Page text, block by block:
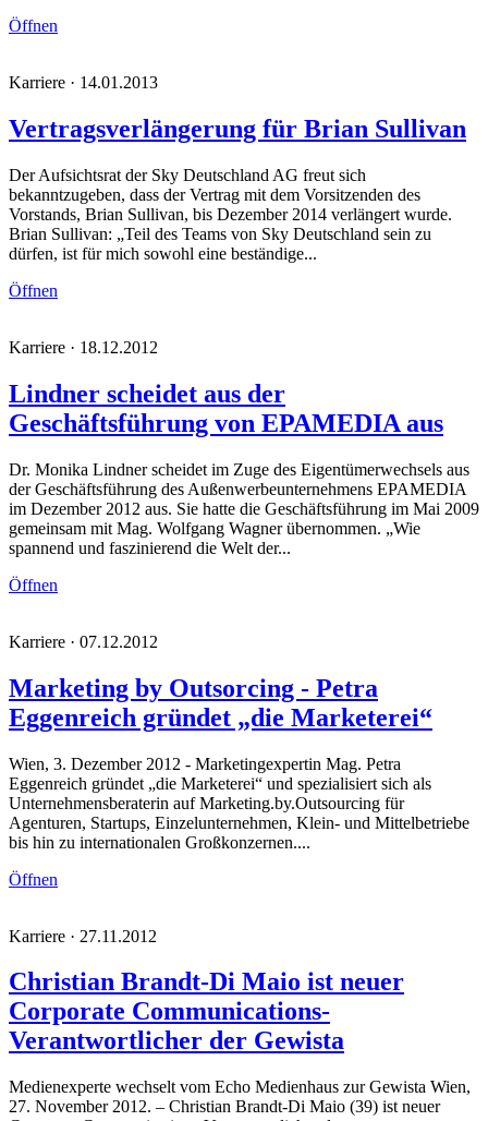
Öffnen
Karriere · 14.01.2013
Vertragsverlängerung für Brian Sullivan
Der Aufsichtsrat der Sky Deutschland AG freut sich
bekanntzugeben, dass der Vertrag mit dem Vorsitzenden des
Vorstands, Brian Sullivan, bis Dezember 2014 verlängert wurde.
Brian Sullivan: „Teil des Teams von Sky Deutschland sein zu
dürfen, ist für mich sowohl eine beständige...
Öffnen
Karriere · 18.12.2012
Lindner scheidet aus der
Geschäftsführung von EPAMEDIA aus
Dr. Monika Lindner scheidet im Zuge des Eigentümerwechsels aus
der Geschäftsführung des Außenwerbeunternehmens EPAMEDIA
im Dezember 2012 aus. Sie hatte die Geschäftsführung im Mai 2009
gemeinsam mit Mag. Wolfgang Wagner übernommen. „Wie
spannend und faszinierend die Welt der...
Öffnen
Karriere · 07.12.2012
Marketing by Outsorcing - Petra
Eggenreich gründet „die Marketerei“
Wien, 3. Dezember 2012 - Marketingexpertin Mag. Petra
Eggenreich gründet „die Marketerei“ und spezialisiert sich als
Unternehmensberaterin auf Marketing.by.Outsourcing für
Agenturen, Startups, Einzelunternehmen, Klein- und Mittelbetriebe
bis hin zu internationalen Großkonzernen....
Öffnen
Karriere · 27.11.2012
Christian Brandt-Di Maio ist neuer
Corporate Communications-
Verantwortlicher der Gewista
Medienexperte wechselt vom Echo Medienhaus zur Gewista Wien,
27. November 2012. – Christian Brandt-Di Maio (39) ist neuer